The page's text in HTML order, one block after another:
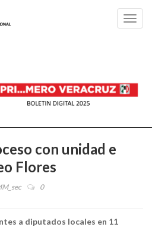
con unidad e
Flores
0
a diputados locales en 11